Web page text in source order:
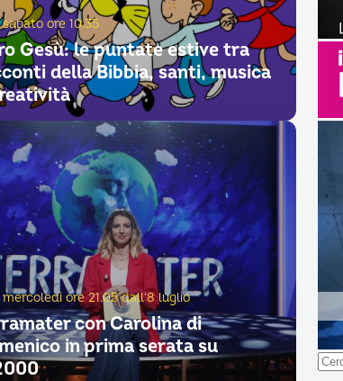
ore 10.35
Gesù: le puntate estive tra
della Bibbia, santi, musica
ore 21.05 dall'8 luglio
con Carolina di
in prima serata su
per: